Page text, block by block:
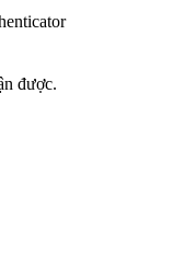
được.